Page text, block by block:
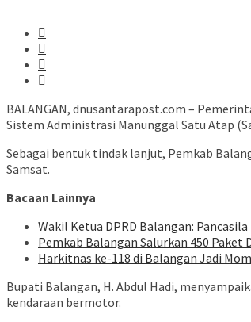
BALANGAN, dnusantarapost.com –
Sistem Administrasi Manunggal Satu Atap
Sebagai bentuk tindak lanjut, Pemkab
Samsat.
Bacaan Lainnya
Wakil Ketua DPRD Balangan:
Pemkab Balangan Salurkan 450 Paket
Harkitnas ke-118 di Balangan Jadi
Bupati Balangan, H. Abdul Hadi,
kendaraan bermotor.